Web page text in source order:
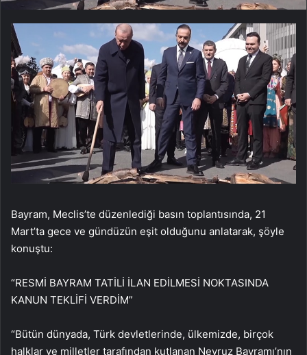
Bayram, Meclis’te düzenlediği basın toplantısında, 21
Mart’ta gece ve gündüzün eşit olduğunu anlatarak, şöyle
konuştu:
“RESMİ BAYRAM TATİLİ İLAN EDİLMESİ NOKTASINDA
KANUN TEKLİFİ VERDİM”
“Bütün dünyada, Türk devletlerinde, ülkemizde, birçok
halklar ve milletler tarafından kutlanan Nevruz Bayramı’nın